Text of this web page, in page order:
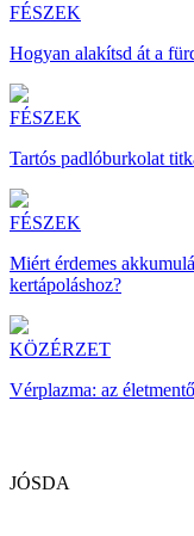
FÉSZEK
Hogyan alakítsd át a
FÉSZEK
Tartós padlóburkolat
FÉSZEK
Miért érdemes
kertápoláshoz?
KÖZÉRZET
Vérplazma: az
JÓSDA